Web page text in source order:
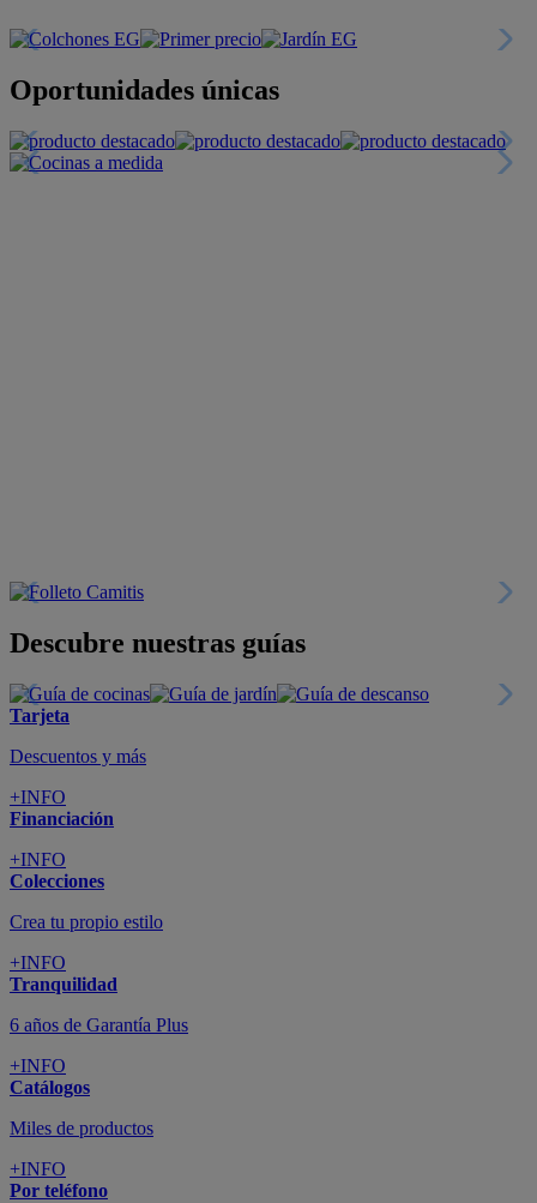
Oportunidades únicas
Descubre nuestras guías
Tarjeta
Descuentos y más
+INFO
Financiación
+INFO
Colecciones
Crea tu propio estilo
+INFO
Tranquilidad
6 años de Garantía Plus
+INFO
Catálogos
Miles de productos
+INFO
Por teléfono